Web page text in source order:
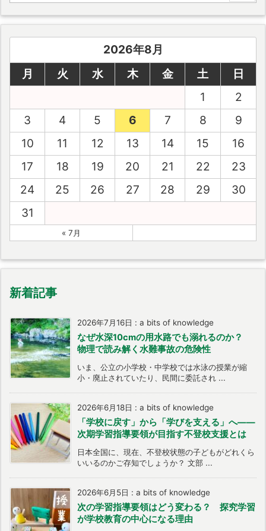
2026年8月
月
火 水 木 金 土
日
1
2
3
4 5 6 7 8
9
10
11 12 13 14 15
16
17
18 19 20 21 22
23
24
25 26 27 28 29
30
31
« 7月
新着記事
2026年7月16日 : a bits of knowledge
なぜ水深10cmの用水路でも溺れるのか？
物理で読み解く水難事故の危険性
いま、公立の小学校・中学校では水泳の授業が縮
小・廃止されていたり、民間に委託され ...
2026年6月18日 : a bits of knowledge
「学校に戻す」から「学びを支える」へ――
次期学習指導要領が目指す不登校支援とは
日本全国に、現在、不登校状態の子どもがどれくら
いいるのかご存知でしょうか？ 文部 ...
2026年6月5日 : a bits of knowledge
次の学習指導要領はどう変わる？ 探究学習
が学校教育の中心になる理由